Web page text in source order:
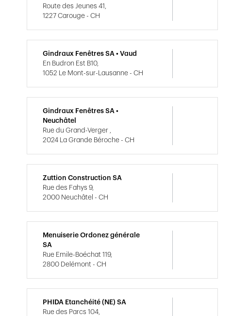
Route des Jeunes 41,
1227 Carouge - CH
Gindraux Fenêtres SA • Vaud
En Budron Est B10,
1052 Le Mont-sur-Lausanne - CH
Gindraux Fenêtres SA •
Neuchâtel
Rue du Grand-Verger ,
2024 La Grande Béroche - CH
Zuttion Construction SA
Rue des Fahys 9,
2000 Neuchâtel - CH
Menuiserie Ordonez générale
SA
Rue Emile-Boéchat 119,
2800 Delémont - CH
PHIDA Etanchéité (NE) SA
Rue des Parcs 104,